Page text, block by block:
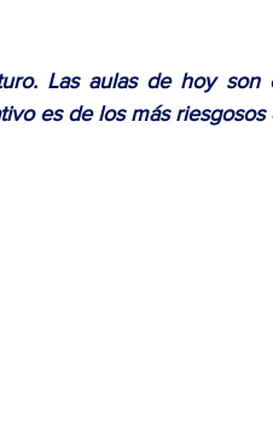
Las aulas de hoy son
es de los más riesgosos